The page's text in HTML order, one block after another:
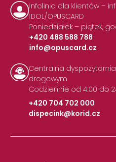
Infolinia dla klientów –
IDOL/OPUSCARD
Poniedziałek – piątek,
+420 488 588 788
|
info@opuscard.cz
Centralna
drogowym
Codziennie od 4:00 do
+420 704 702 000
|
dispecink@korid.cz